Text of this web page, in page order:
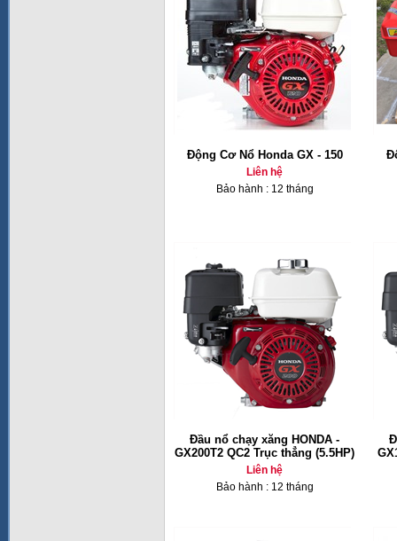
Động Cơ Nổ Honda GX - 150
Liên hệ
Bảo hành : 12 tháng
Đầu nổ chạy xăng HONDA -
GX200T2 QC2 Trục thẳng (5.5HP)
Liên hệ
Bảo hành : 12 tháng